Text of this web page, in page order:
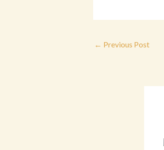
← Previous Post